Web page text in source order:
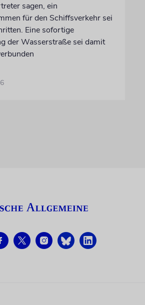
sagen, ein
für den Schiffsverkehr sei
Eine sofortige
der Wasserstraße sei damit